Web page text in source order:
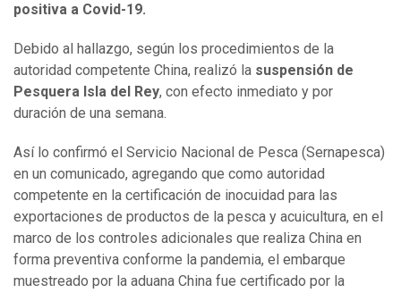
positiva a Covid-19.
Debido al hallazgo, según los procedimientos de la
autoridad competente China, realizó la suspensión de
Pesquera Isla del Rey, con efecto inmediato y por
duración de una semana.
Así lo confirmó el Servicio Nacional de Pesca (Sernapesca)
en un comunicado, agregando que como autoridad
competente en la certificación de inocuidad para las
exportaciones de productos de la pesca y acuicultura, en el
marco de los controles adicionales que realiza China en
forma preventiva conforme la pandemia, el embarque
muestreado por la aduana China fue certificado por la